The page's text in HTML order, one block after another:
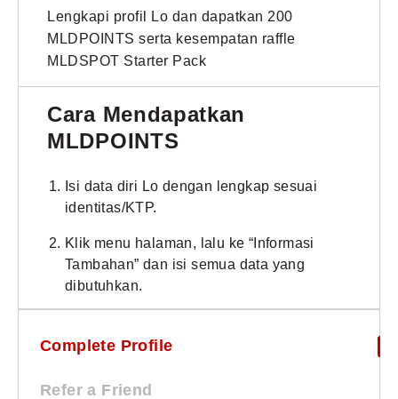
Complete Profile
Refer a Friend
Lengkapi profil Lo dan dapatkan 200
MLDPOINTS serta kesempatan raffle
MLDSPOT Starter Pack
Cara Mendapatkan
MLDPOINTS
Isi data diri Lo dengan lengkap sesuai
identitas/KTP.
Klik menu halaman, lalu ke “Informasi
Tambahan” dan isi semua data yang
dibutuhkan.